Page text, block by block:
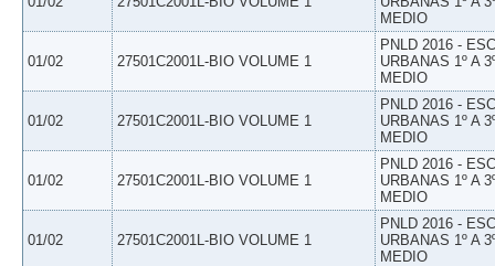
MEDIO
01/02 27501C2001L-BIO VOLUME 1
PNLD 2016 -
URBANAS 1º A
MEDIO
01/02 27501C2001L-BIO VOLUME 1
PNLD 2016 -
URBANAS 1º A
MEDIO
01/02 27501C2001L-BIO VOLUME 1
PNLD 2016 -
URBANAS 1º A
MEDIO
01/02 27501C2001L-BIO VOLUME 1
PNLD 2016 -
URBANAS 1º A
MEDIO